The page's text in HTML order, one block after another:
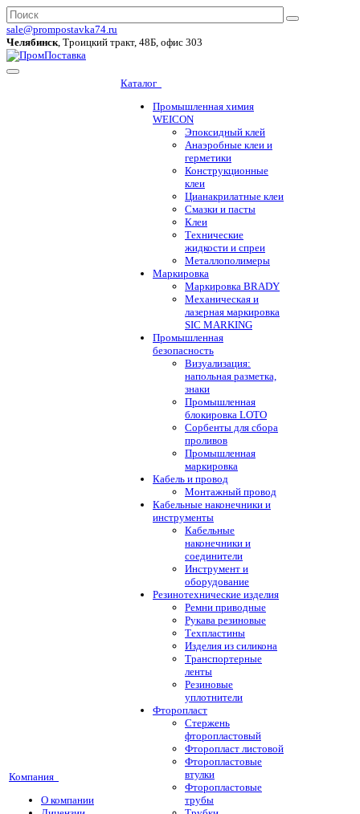
sale@prompostavka74.ru
Челябинск, Троицкий тракт, 48Б, офис 303
Компания
О компании
Каталог
Промышленная химия
WEICON
Эпоксидный клей
Анаэробные клеи и
герметики
Конструкционные
клеи
Цианакрилатные клеи
Смазки и пасты
Клеи
Технические
жидкости и спреи
Металлополимеры
Маркировка
Маркировка BRADY
Механическая и
лазерная маркировка
SIC MARKING
Промышленная
безопасность
Визуализация:
напольная разметка,
знаки
Промышленная
блокировка LOTO
Сорбенты для сбора
проливов
Промышленная
маркировка
Кабель и провод
Монтажный провод
Кабельные наконечники и
инструменты
Кабельные
наконечники и
соединители
Инструмент и
оборудование
Резинотехнические изделия
Ремни приводные
Рукава резиновые
Техпластины
Изделия из силикона
Транспортерные
ленты
Резиновые
уплотнители
Фторопласт
Стержень
фторопластовый
Фторопласт листовой
Фторопластовые
втулки
Фторопластовые
трубы